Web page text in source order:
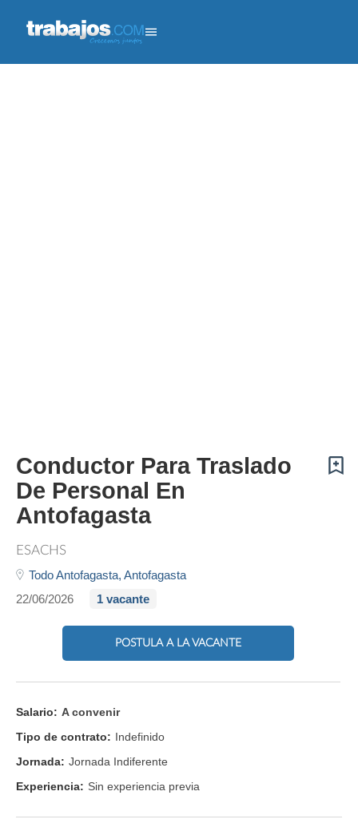
Conductor Para Traslado
De Personal En
Antofagasta
ESACHS
Todo Antofagasta, Antofagasta
22/06/2026
1 vacante
POSTULA A LA VACANTE
Salario: A convenir
Tipo de contrato: Indefinido
Jornada: Jornada Indiferente
Experiencia: Sin experiencia previa